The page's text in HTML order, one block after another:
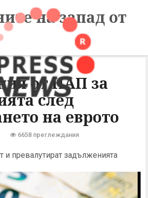
на запад от
от НАП за
след
на еврото
6658 преглеждания
и превалутират задълженията